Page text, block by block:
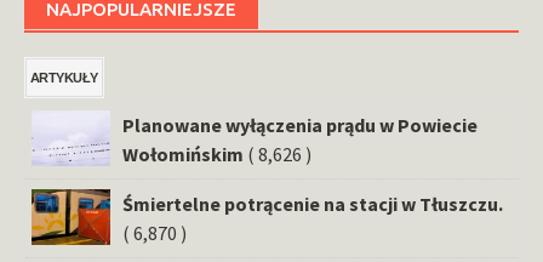
NAJPOPULARNIEJSZE
ARTYKUŁY
Planowane wyłączenia prądu w Powiecie
Wołomińskim ( 8,626 )
Śmiertelne potrącenie na stacji w Tłuszczu.
( 6,870 )